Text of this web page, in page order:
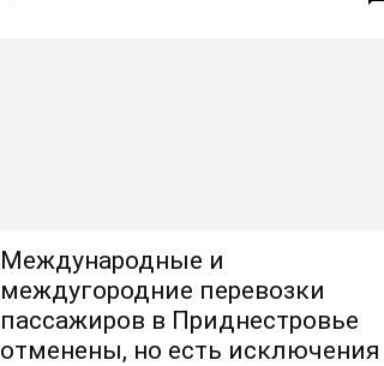
Международные и
междугородние перевозки
пассажиров в Приднестровье
отменены, но есть исключения